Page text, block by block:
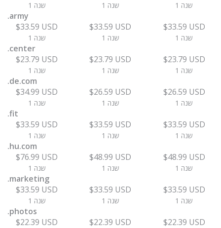
1 שנה 1 שנה 1 שנה
.army
$33.59 USD
1 שנה
$33.59 USD
1 שנה
$33.59 USD
1 שנה
.center
$23.79 USD
1 שנה
$23.79 USD
1 שנה
$23.79 USD
1 שנה
.de.com
$34.99 USD
1 שנה
$26.59 USD
1 שנה
$26.59 USD
1 שנה
.fit
$33.59 USD
1 שנה
$33.59 USD
1 שנה
$33.59 USD
1 שנה
.hu.com
$76.99 USD
1 שנה
$48.99 USD
1 שנה
$48.99 USD
1 שנה
.marketing
$33.59 USD
1 שנה
$33.59 USD
1 שנה
$33.59 USD
1 שנה
.photos
$22.39 USD
$22.39 USD $22.39 USD